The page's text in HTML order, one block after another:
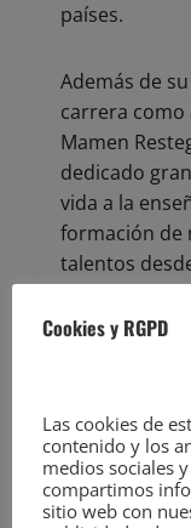
países.
Además de
carrera como
Mamen
dedicado
vida a la
formación de
talentos
como un
convertirse
de la creación
formación
Cantabria.
Cookies y RGPD
Las cookies de
contenido y los
medios sociales
compartimos
sitio web con